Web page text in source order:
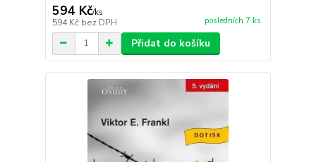
594 Kč/ks
594 Kč bez DPH posledních 7 ks
Přidat do košíku